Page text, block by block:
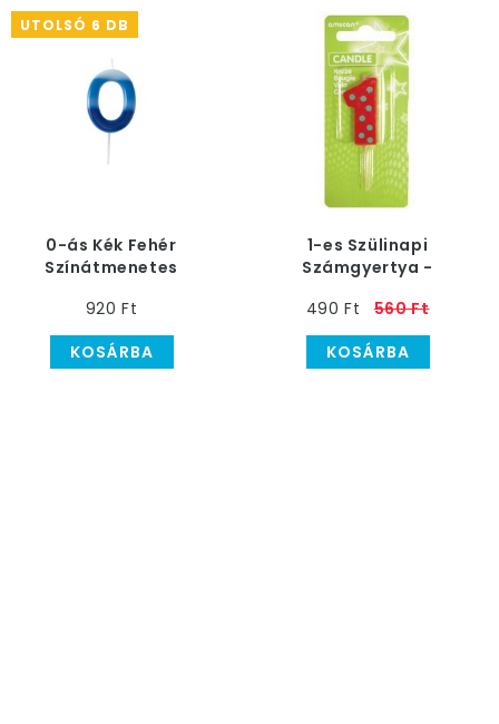
UTOLSÓ 6 DB
0-ás Kék Fehér
Színátmenetes
Számgyertya
920 Ft
KOSÁRBA
1-es Szülinapi
Számgyertya -
490 Ft
560 Ft
KOSÁRBA